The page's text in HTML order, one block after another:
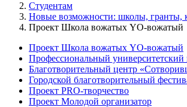
Студентам
Новые возможности: школы, гранты,
Проект Школа вожатых YO-вожатый
Проект Школа вожатых YO-вожатый
Профессиональный
Благотворительный центр
Городской благотворительный
Проект PRO-творчество
Проект Молодой организатор